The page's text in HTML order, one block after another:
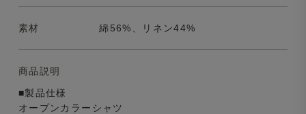
素材 綿56%、リネン44%
商品説明
■製品仕様
オープンカラーシャツ